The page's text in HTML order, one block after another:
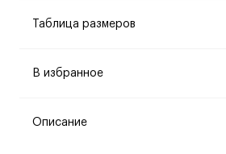
Таблица размеров
В избранное
Описание